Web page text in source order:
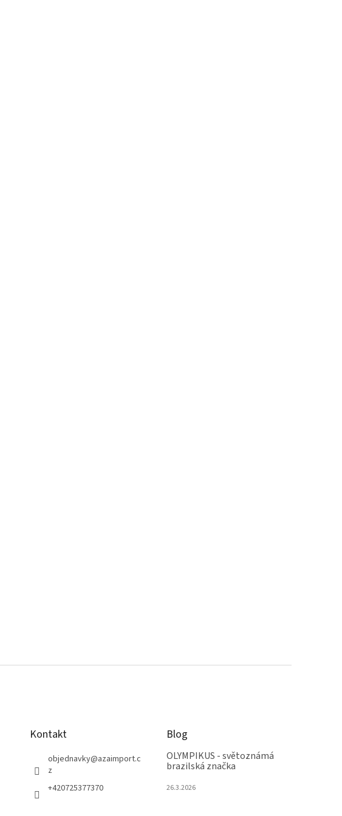
Kontakt
objednavky@azaimport.c
z
+420725377370
Blog
OLYMPIKUS - světoznámá
brazilská značka
26.3.2026